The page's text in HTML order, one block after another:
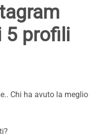
5 profili
Chi ha avuto la meglio